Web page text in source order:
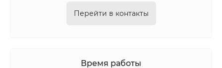
Перейти в контакты
Время работы